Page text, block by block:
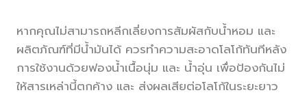
หากคุณไม่สามารถหลีกเลี่ยงการสัมผัสกับน้ำหอม และ
ผลิตภัณฑ์ที่มีน้ำมันได้ ควรทำความสะอาดโลโก้ทันทีหลัง
การใช้งานด้วยฟองน้ำเนื้อนุ่ม และ น้ำอุ่น เพื่อป้องกันไม่
ให้สารเหล่านี้ตกค้าง และ ส่งผลเสียต่อโลโก้ในระยะยาว